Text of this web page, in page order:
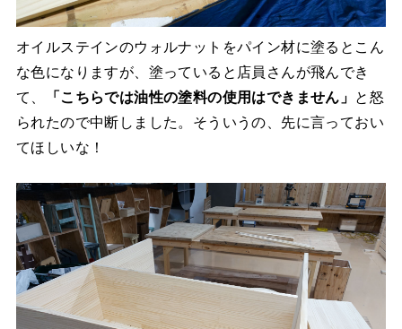
オイルステインのウォルナットをパイン材に塗るとこん
な色になりますが、塗っていると店員さんが飛んでき
て、
「こちらでは油性の塗料の使用はできません」 と怒
られたので中断しました。そういうの、先に言っておい
てほしいな！